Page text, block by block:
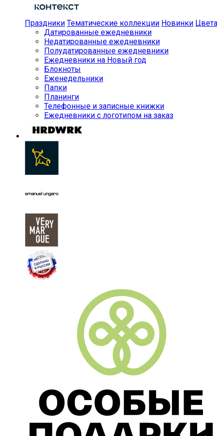
Праздники Тематические коллекции Новинки Цвета
Датированные ежедневники
Недатированные ежедневники
Полудатированные ежедневники
Ежедневники на Новый год
Блокноты
Еженедельники
Папки
Планинги
Телефонные и записные книжки
Ежедневники с логотипом на заказ